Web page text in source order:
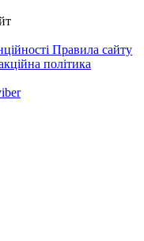
Правила сайту
політика